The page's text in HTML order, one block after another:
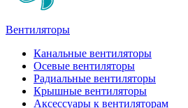
Вентиляторы
Канальные вентиляторы
Осевые вентиляторы
Радиальные вентиляторы
Крышные вентиляторы
Аксессуары к вентиляторам